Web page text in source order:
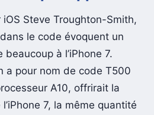
Steve Troughton-Smith,
le code évoquent un
à l’iPhone 7.
a pour nom de code T500
A10, offrirait la
7, la même quantité